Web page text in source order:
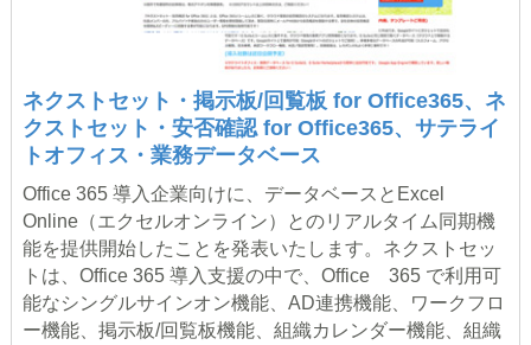
ネクストセット・掲示板/回覧板 for Office365、 ネ
クストセット・安否確認 for Office365、 サテライ
トオフィス・業務データベース
Office 365 導入企業向けに、データベースとExcel
Online（エクセルオンライン）とのリアルタイム同期機
能を提供開始したことを発表いたします。ネクストセッ
トは、Office 365 導入支援の中で、Office 365 で利用可
能なシングルサインオン機能、AD連携機能、ワークフロ
ー機能、掲示板/回覧板機能、組織カレンダー機能、組織